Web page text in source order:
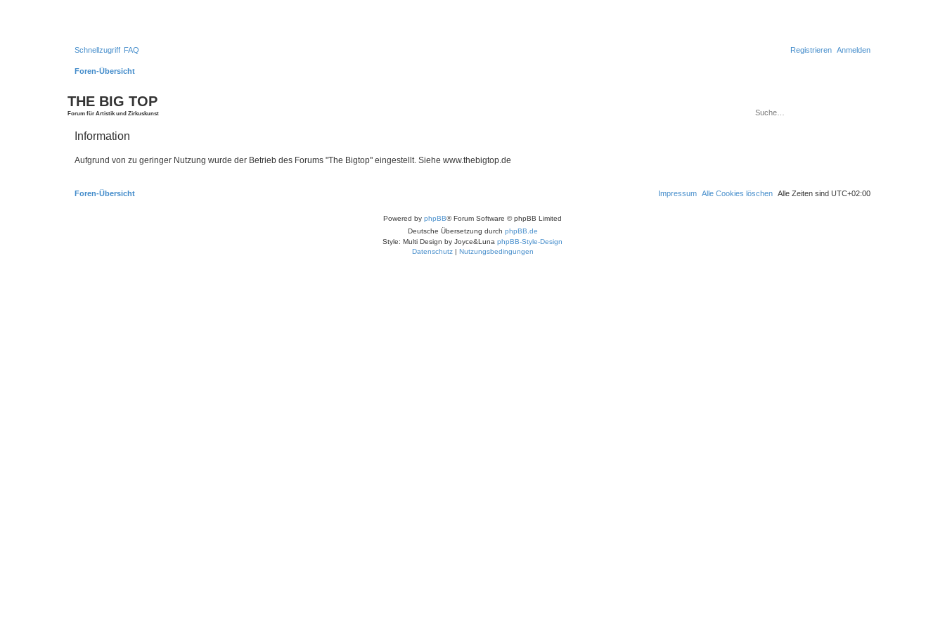
Schnellzugriff FAQ Anmelden
Registrieren
Foren-Übersicht
THE BIG TOP
Forum für Artistik und Zirkuskunst
Information
Aufgrund von zu geringer Nutzung wurde der Betrieb des Forums "The Bigtop" eingestellt. Siehe www.thebigtop.de
Foren-Übersicht Alle Zeiten sind UTC+02:00
Alle Cookies löschen
Impressum
Powered by phpBB® Forum Software © phpBB Limited
Deutsche Übersetzung durch phpBB.de
Style: Multi Design by Joyce&Luna phpBB-Style-Design
Datenschutz| Nutzungsbedingungen